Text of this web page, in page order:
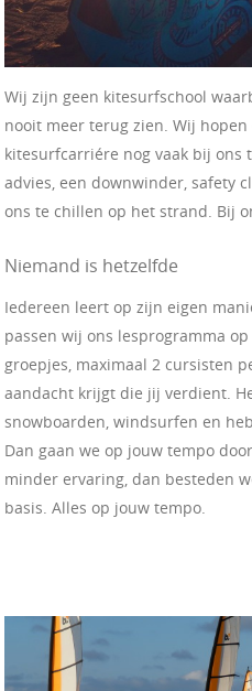
Wij zijn geen kitesurfschool
nooit meer terug zien. Wij
kitesurfcarriére nog vaak bij ons
advies, een downwinder, safety
ons te chillen op het strand. Bij
Niemand is hetzelfde
Iedereen leert op zijn eigen
passen wij ons lesprogramma
groepjes, maximaal 2 cursisten
aandacht krijgt die jij verdient.
snowboarden, windsurfen en
Dan gaan we op jouw tempo
minder ervaring, dan besteden
basis. Alles op jouw tempo.